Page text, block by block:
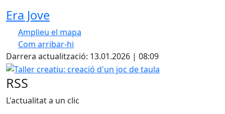
Era Jove
Amplieu el mapa
Com arribar-hi
+
−
Darrera actualització: 13.01.2026 | 08:09
Taller creatiu: creació d'un joc de taula
RSS
L'actualitat a un clic